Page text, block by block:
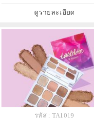
หรู สวยงามอลังมากคะ
ดูรายละเอียด
รหัส : TA1019